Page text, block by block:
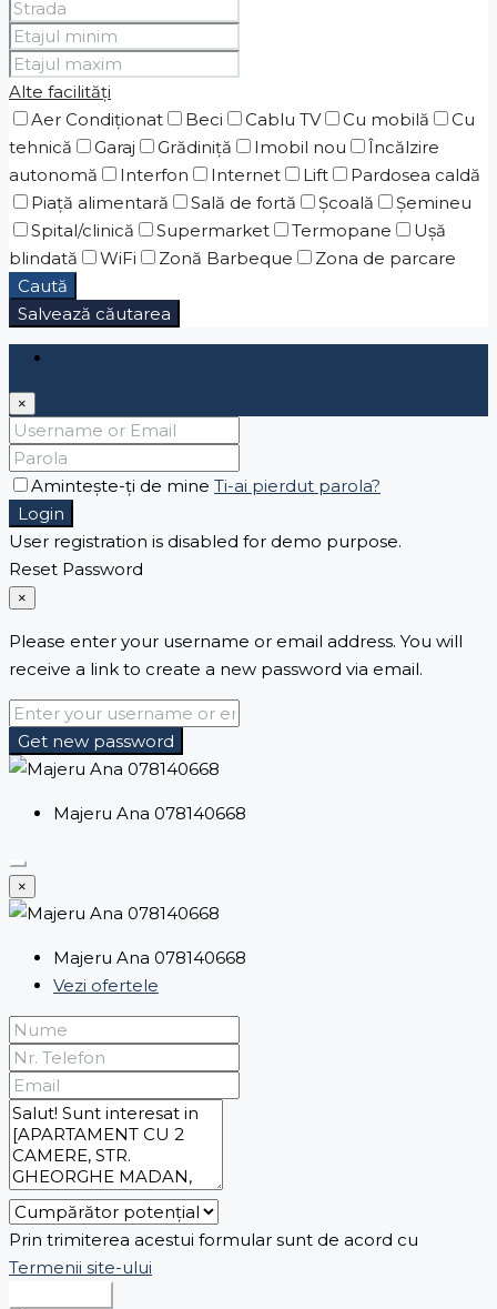
Alte facilități
Aer Condiționat
Beci Cablu TV Cu mobilă
Cu
tehnică
Garaj Grădiniţă Imobil nou
Încălzire
autonomă
Interfon Internet Lift
Pardosea caldă
Piaţă alimentară
Sală de fortă Școală
Șemineu
Spital/clinică
Supermarket Termopane
Ușă
blindată
WiFi Zonă Barbeque
Zona de parcare
Caută
Salvează căutarea
×
Amintește-ți de mine Ti-ai pierdut parola?
Login
User registration is disabled for demo purpose.
Reset Password
×
Please enter your username or email address. You will
receive a link to create a new password via email.
Get new password
Majeru Ana 078140668
×
Majeru Ana 078140668
Vezi ofertele
Prin trimiterea acestui formular sunt de acord cu
Termenii site-ului